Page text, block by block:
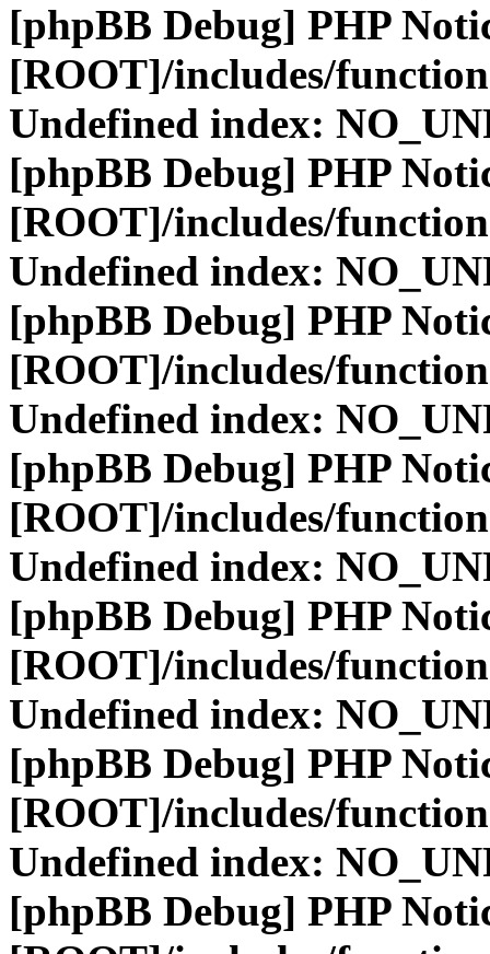
[phpBB Debug] PHP
[ROOT]/includes/
Undefined index:
[phpBB Debug] PHP
[ROOT]/includes/
Undefined index:
[phpBB Debug] PHP
[ROOT]/includes/
Undefined index:
[phpBB Debug] PHP
[ROOT]/includes/
Undefined index:
[phpBB Debug] PHP
[ROOT]/includes/
Undefined index:
[phpBB Debug] PHP
[ROOT]/includes/
Undefined index:
[phpBB Debug] PHP